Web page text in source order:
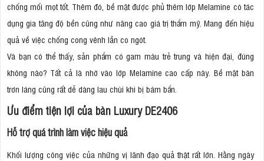
chống mối mọt tốt. Thêm đó, bề mặt được phủ thêm lớp Melamine có tác
dụng gia tăng độ bền cũng như nâng cao giá trị thẩm mỹ. Mang đến hiệu
quả về việc chống cong vênh lẫn co ngót.
Và bạn có thể thấy, sản phẩm có gam màu trẻ trung và hiện đại, đúng
không nào? Tất cả là nhờ vào lớp Melamine cao cấp này. Bề mặt bàn
trơn láng cũng rất dễ dàng lau chùi khi bị bám bẩn.
Ưu điểm tiện lợi của bàn Luxury DE2406
Hỗ trợ quá trình làm việc hiệu quả
Khối lượng công việc của những vị lãnh đạo quả thật rất lớn. Hằng ngày